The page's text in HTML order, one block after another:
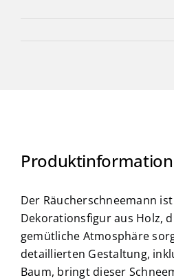
Der Räucherschneemann
Dekorationsfigur aus Holz,
gemütliche Atmosphäre
detaillierten Gestaltung,
Baum, bringt dieser